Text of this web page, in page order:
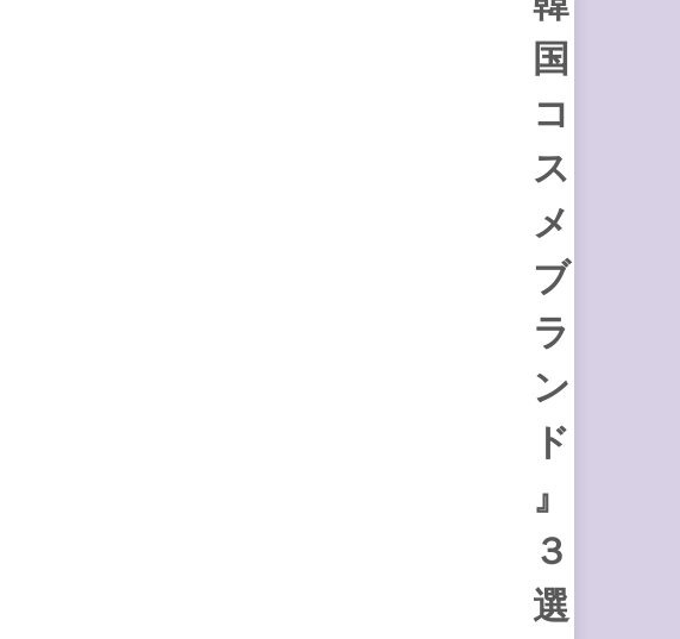
国
コ
ス
メ
ブ
ラ
ン
ド
』
３
選